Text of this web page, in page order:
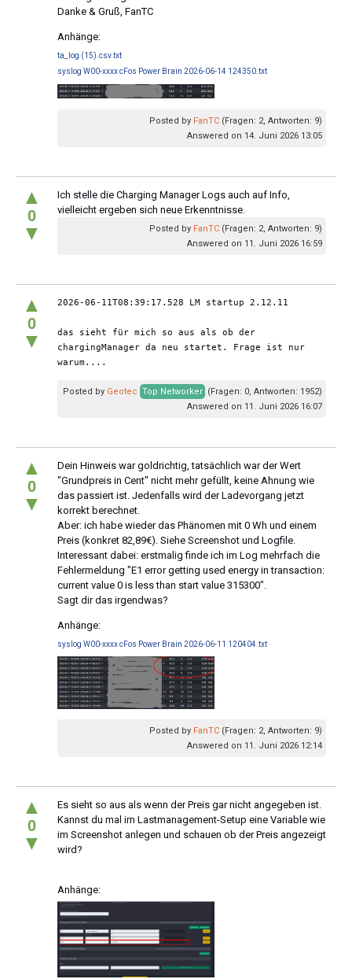
Danke & Gruß, FanTC
Anhänge:
ta_log (15).csv.txt
syslog W00-xxxx cFos Power Brain 2026-06-14 124350.txt
Posted by FanTC (Fragen: 2, Antworten: 9)
Answered on 14. Juni 2026 13:05
▲
0
▼
Ich stelle die Charging Manager Logs auch auf Info,
vielleicht ergeben sich neue Erkenntnisse.
Posted by FanTC (Fragen: 2, Antworten: 9)
Answered on 11. Juni 2026 16:59
▲
0
▼
2026-06-11T08:39:17.528 LM startup 2.12.11
das sieht für mich so aus als ob der
chargingManager da neu startet. Frage ist nur
warum....
Posted by Geotec Top Networker (Fragen: 0, Antworten: 1952)
Answered on 11. Juni 2026 16:07
▲
0
▼
Dein Hinweis war goldrichtig, tatsächlich war der Wert
"Grundpreis in Cent" nicht mehr gefüllt, keine Ahnung wie
das passiert ist. Jedenfalls wird der Ladevorgang jetzt
korrekt berechnet.
Aber: ich habe wieder das Phänomen mit 0 Wh und einem
Preis (konkret 82,89€). Siehe Screenshot und Logfile.
Interessant dabei: erstmalig finde ich im Log mehrfach die
Fehlermeldung "E1 error getting used energy in transaction:
current value 0 is less than start value 315300".
Sagt dir das irgendwas?
Anhänge:
syslog W00-xxxx cFos Power Brain 2026-06-11 120404.txt
Posted by FanTC (Fragen: 2, Antworten: 9)
Answered on 11. Juni 2026 12:14
▲
0
▼
Es sieht so aus als wenn der Preis gar nicht angegeben ist.
Kannst du mal im Lastmanagement-Setup eine Variable wie
im Screenshot anlegen und schauen ob der Preis angezeigt
wird?
Anhänge: